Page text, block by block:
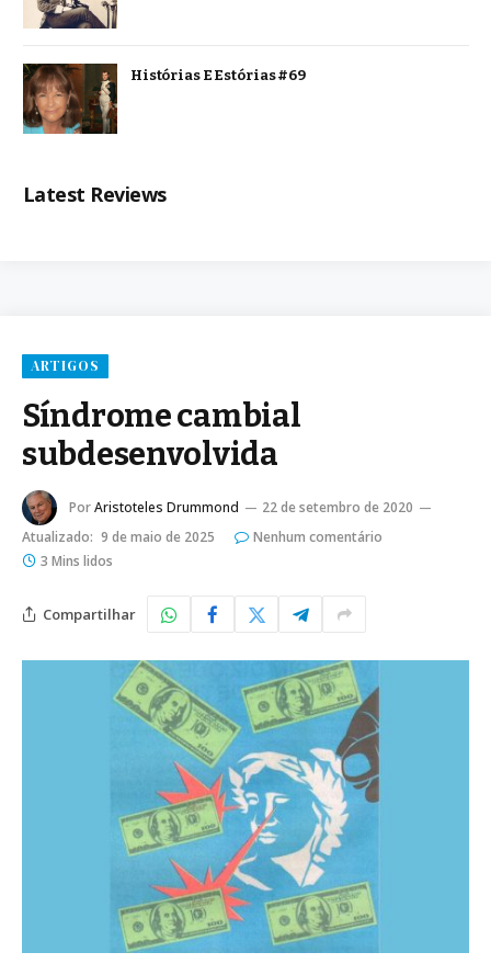
Histórias E Estórias #69
Latest Reviews
ARTIGOS
Síndrome cambial
subdesenvolvida
PorAristoteles Drummond
22 de setembro de 2020
Atualizado: 9 de maio de 2025
Nenhum comentário
3 Mins lidos
Compartilhar